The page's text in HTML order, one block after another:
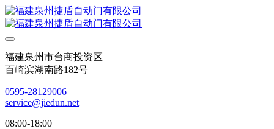
福建泉州市台商投资区
百崎滨湖南路182号
0595-28129006
service@jiedun.net
08:00-18:00